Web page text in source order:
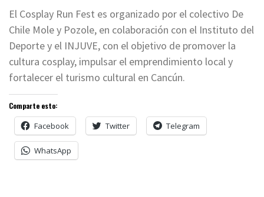
El Cosplay Run Fest es organizado por el colectivo De
Chile Mole y Pozole, en colaboración con el Instituto del
Deporte y el INJUVE, con el objetivo de promover la
cultura cosplay, impulsar el emprendimiento local y
fortalecer el turismo cultural en Cancún.
Comparte esto:
Facebook Twitter Telegram
WhatsApp